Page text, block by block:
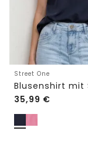
Street One
35,99 €